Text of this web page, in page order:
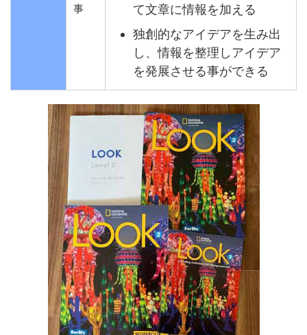
事
て文章に情報を加える
独創的なアイデアを生み出
し、情報を整理しアイデア
を発展させる事ができる